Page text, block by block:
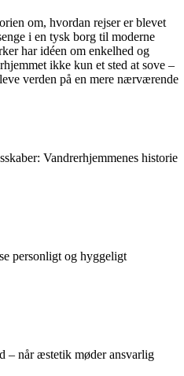
om, hvordan rejser er blevet
i en tysk borg til moderne
har idéen om enkelhed og
ikke kun et sted at sove –
verden på en mere nærværende
Vandrerhjemmenes historie
personligt og hyggeligt
– når æstetik møder ansvarlig